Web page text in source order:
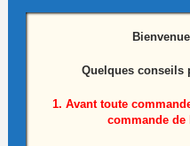
Quelques conseils
1. Avant toute
commande de